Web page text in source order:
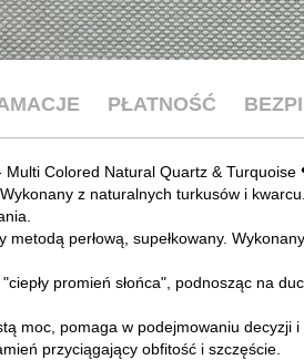
PŁATNOŚĆ
Colored Natural Quartz &
z naturalnych turkusów i
perłową, supełkowany.
promień słońca", podnosząc na
moc, pomaga w podejmowaniu decyzji i
przyciągający obfitość i szczęście.